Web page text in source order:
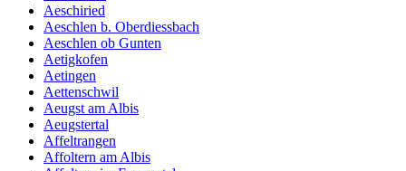
Aeschiried
Aeschlen b. Oberdiessbach
Aeschlen ob Gunten
Aetigkofen
Aetingen
Aettenschwil
Aeugst am Albis
Aeugstertal
Affeltrangen
Affoltern am Albis